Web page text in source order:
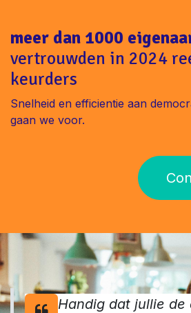
meer dan 1000
vertrouwden in 2024
keurders
Snelheid en efficientie aan
gaan we voor.
Handig dat jullie de